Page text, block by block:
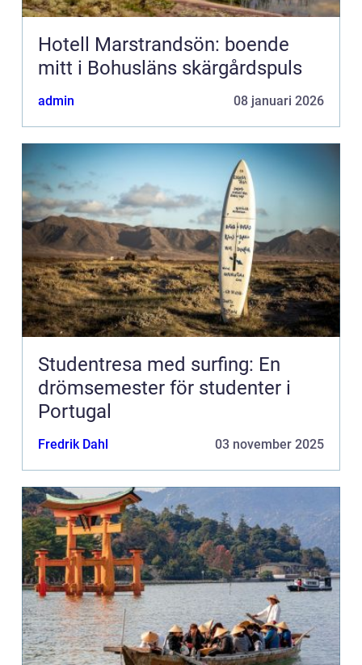
Hotell Marstrandsön: boende
mitt i Bohusläns skärgårdspuls
admin 08 januari 2026
Studentresa med surfing: En
drömsemester för studenter i
Portugal
Fredrik Dahl 03 november 2025